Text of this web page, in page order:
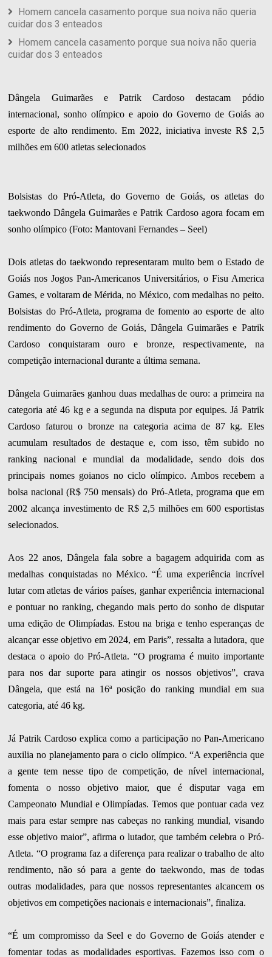
Homem cancela casamento porque sua noiva não queria
cuidar dos 3 enteados
Homem cancela casamento porque sua noiva não queria
cuidar dos 3 enteados
Dângela Guimarães e Patrik Cardoso destacam pódio
internacional, sonho olímpico e apoio do Governo de Goiás ao
esporte de alto rendimento. Em 2022, iniciativa investe R$ 2,5
milhões em 600 atletas selecionados
Bolsistas do Pró-Atleta, do Governo de Goiás, os atletas do
taekwondo Dângela Guimarães e Patrik Cardoso agora focam em
sonho olímpico (Foto: Mantovani Fernandes – Seel)
Dois atletas do taekwondo representaram muito bem o Estado de
Goiás nos Jogos Pan-Americanos Universitários, o Fisu America
Games, e voltaram de Mérida, no México, com medalhas no peito.
Bolsistas do Pró-Atleta, programa de fomento ao esporte de alto
rendimento do Governo de Goiás, Dângela Guimarães e Patrik
Cardoso conquistaram ouro e bronze, respectivamente, na
competição internacional durante a última semana.
Dângela Guimarães ganhou duas medalhas de ouro: a primeira na
categoria até 46 kg e a segunda na disputa por equipes. Já Patrik
Cardoso faturou o bronze na categoria acima de 87 kg. Eles
acumulam resultados de destaque e, com isso, têm subido no
ranking nacional e mundial da modalidade, sendo dois dos
principais nomes goianos no ciclo olímpico. Ambos recebem a
bolsa nacional (R$ 750 mensais) do Pró-Atleta, programa que em
2002 alcança investimento de R$ 2,5 milhões em 600 esportistas
selecionados.
Aos 22 anos, Dângela fala sobre a bagagem adquirida com as
medalhas conquistadas no México. “É uma experiência incrível
lutar com atletas de vários países, ganhar experiência internacional
e pontuar no ranking, chegando mais perto do sonho de disputar
uma edição de Olimpíadas. Estou na briga e tenho esperanças de
alcançar esse objetivo em 2024, em Paris”, ressalta a lutadora, que
destaca o apoio do Pró-Atleta. “O programa é muito importante
para nos dar suporte para atingir os nossos objetivos”, crava
Dângela, que está na 16ª posição do ranking mundial em sua
categoria, até 46 kg.
Já Patrik Cardoso explica como a participação no Pan-Americano
auxilia no planejamento para o ciclo olímpico. “A experiência que
a gente tem nesse tipo de competição, de nível internacional,
fomenta o nosso objetivo maior, que é disputar vaga em
Campeonato Mundial e Olimpíadas. Temos que pontuar cada vez
mais para estar sempre nas cabeças no ranking mundial, visando
esse objetivo maior”, afirma o lutador, que também celebra o Pró-
Atleta. “O programa faz a diferença para realizar o trabalho de alto
rendimento, não só para a gente do taekwondo, mas de todas
outras modalidades, para que nossos representantes alcancem os
objetivos em competições nacionais e internacionais”, finaliza.
“É um compromisso da Seel e do Governo de Goiás atender e
fomentar todas as modalidades esportivas. Fazemos isso com o